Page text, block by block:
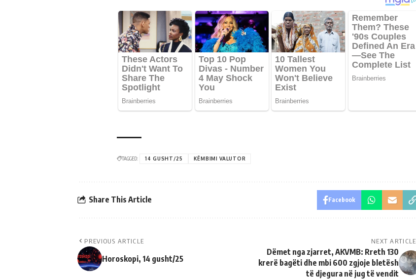
TAGGED: 14 GUSHT/25 KËMBIMI VALUTOR
Share This Article Facebook
PREVIOUS ARTICLE
Horoskopi, 14 gusht/25
NEXT ARTICLE
Dëmet nga zjarret, AKVMB: Rreth 130
krerë bagëti dhe mbi 600 zgjoje bletësh
të djegura në jug të vendit